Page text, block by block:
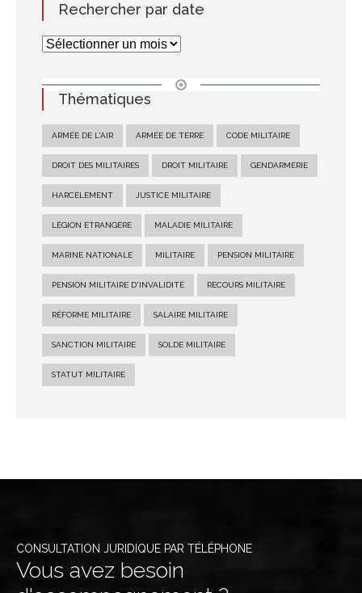
Rechercher par date
Thématiques
ARMÉE DE L'AIR ARMÉE DE TERRE CODE MILITAIRE
DROIT DES MILITAIRES DROIT MILITAIRE GENDARMERIE
HARCÈLEMENT JUSTICE MILITAIRE
LÉGION ÉTRANGÈRE MALADIE MILITAIRE
MARINE NATIONALE MILITAIRE PENSION MILITAIRE
PENSION MILITAIRE D'INVALIDITÉ RECOURS MILITAIRE
RÉFORME MILITAIRE SALAIRE MILITAIRE
SANCTION MILITAIRE SOLDE MILITAIRE
STATUT MILITAIRE
CONSULTATION JURIDIQUE PAR TÉLÉPHONE
Vous avez besoin